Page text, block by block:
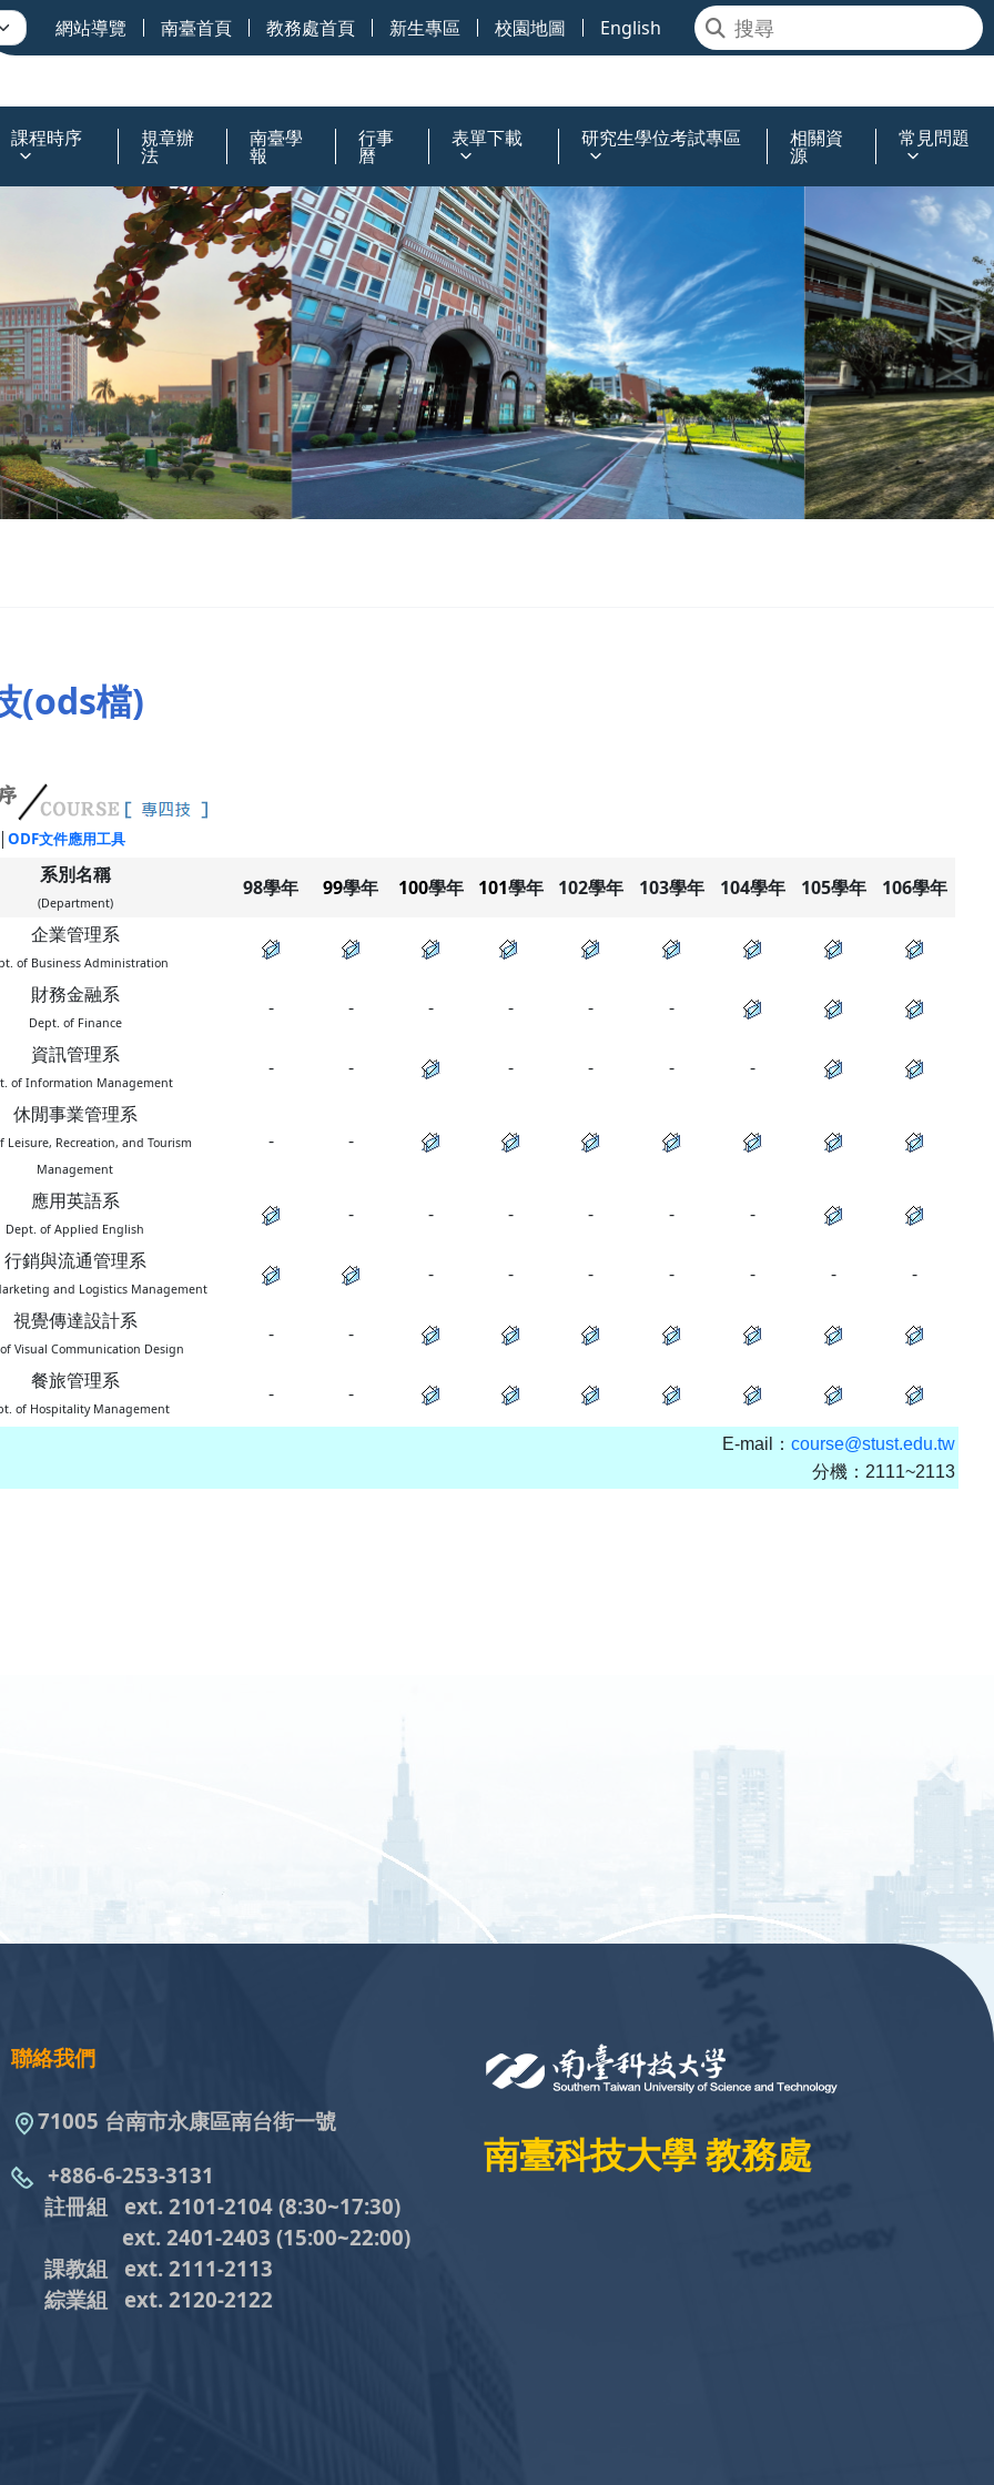
網站導覽 南臺首頁 教務處首頁 新生專區 校園地圖 English
課程時序 規章辦
法
南臺學
報
行事
曆
表單下載 研究生學位考試專區 相關資
源
常見問題
(ods檔)
ODF文件應用工具
系別名稱
(Department)
98學年 99學年 100學年 101學年 102學年 103學年 104學年 105學年 106學年
企業管理系
of Business Administration
財務金融系
Dept. of Finance
- - - - -
-
資訊管理系
of Information Management
- - - - -
-
休閒事業管理系
Leisure, Recreation, and Tourism
Management
- -
應用英語系
Dept. of Applied English
- - - - -
-
行銷與流通管理系
and Logistics Management
- - - - - -
-
視覺傳達設計系
Visual Communication Design
-
-
餐旅管理系
of Hospitality Management
- -
E-mail： course@stust.edu.tw
分機：2111~2113
南臺科技大學 教務處
聯絡我們
71005 台南市永康區南台街一號
+886-6-253-3131
註冊組 ext. 2101-2104 (8:30~17:30)
ext. 2401-2403 (15:00~22:00)
課教組 ext. 2111-2113
綜業組
ext. 2120-2122